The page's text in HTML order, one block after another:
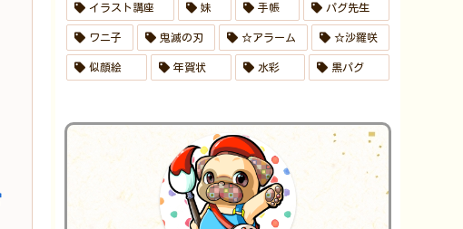
イラスト講座 妹 手帳 パグ先生
ワニ子 鬼滅の刃 ☆アラーム ☆沙羅咲
似顔絵 年賀状 水彩 黒パグ